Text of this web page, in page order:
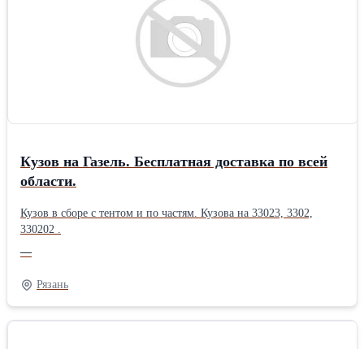
Кузов на Газель. Бесплатная доставка по всей
области.
Кузов в сборе с тентом и по частям. Кузова на 33023, 3302,
330202 .
—
Рязань